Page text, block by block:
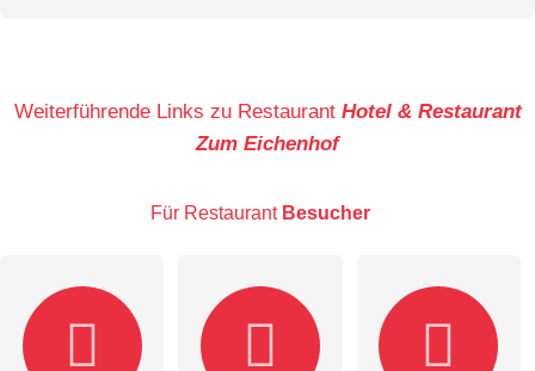
Weiterführende Links zu Restaurant Hotel & Restaurant
Zum Eichenhof
Für Restaurant Besucher